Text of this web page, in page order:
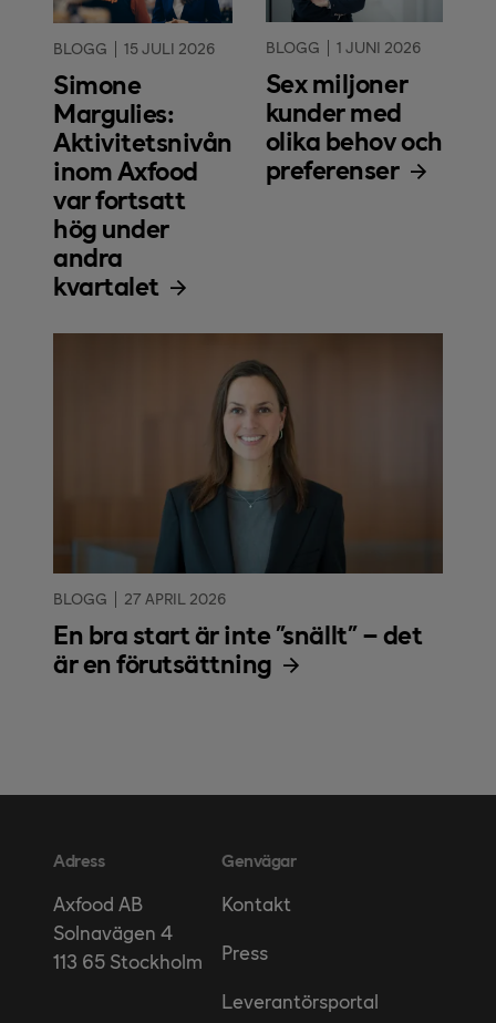
BLOGG 15 JULI 2026
Simone
Margulies:
Aktivitetsnivån
inom Axfood
var fortsatt
hög under
andra
kvartalet
BLOGG 1 JUNI 2026
Sex miljoner
kunder med
olika behov och
preferenser
BLOGG 27 APRIL 2026
En bra start är inte ”snällt” – det
är en förutsättning
Adress
Axfood AB
Solnavägen 4
113 65 Stockholm
Genvägar
Kontakt
Press
Leverantörsportal